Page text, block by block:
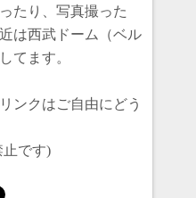
たり、写真撮った
は西武ドーム（ベル
てます。
ンクはご自由にどう
止です)